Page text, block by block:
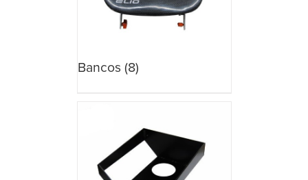
Bancos (8)